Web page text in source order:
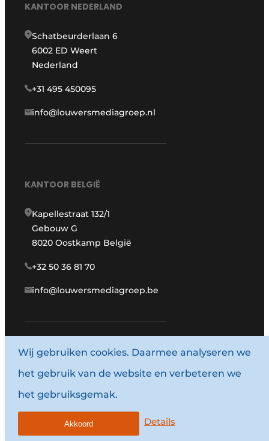
KANTOOR NEDERLAND
Schatbeurderlaan 6
6002 ED Weert
Nederland
+31 495 450095
info@louwersmediagroep.nl
KANTOOR BELGIË
Kapellestraat 132/1
Gebouw G
8020 Oostkamp België
+32 50 36 81 70
info@louwersmediagroep.be
www.louwersmediagroep.com
© 1987 - 2026 Louwersmediagroep.
Termes et conditions
Wij gebruiken cookies. Daarmee analyseren we
het gebruik van de website en verbeteren we
het gebruiksgemak.
Details
Akkoord